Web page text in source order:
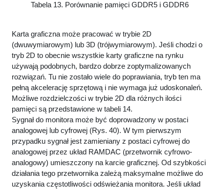
Tabela 13. Porównanie pamięci GDDR5 i GDDR6
Karta graficzna może pracować w trybie 2D
(dwuwymiarowym) lub 3D (trójwymiarowym). Jeśli chodzi o
tryb 2D to obecnie wszystkie karty graficzne na rynku
używają podobnych, bardzo dobrze zoptymalizowanych
rozwiązań. Tu nie zostało wiele do poprawiania, tryb ten ma
pełną akcelerację sprzętową i nie wymaga już udoskonaleń.
Możliwe rozdzielczości w trybie 2D dla różnych ilości
pamięci są przedstawione w tabeli 14.
Sygnał do monitora może być doprowadzony w postaci
analogowej lub cyfrowej (Rys. 40). W tym pierwszym
przypadku sygnał jest zamieniany z postaci cyfrowej do
analogowej przez układ RAMDAC (przetwornik cyfrowo-
analogowy) umieszczony na karcie graficznej. Od szybkości
działania tego przetwornika zależą maksymalne możliwe do
uzyskania częstotliwości odświeżania monitora. Jeśli układ